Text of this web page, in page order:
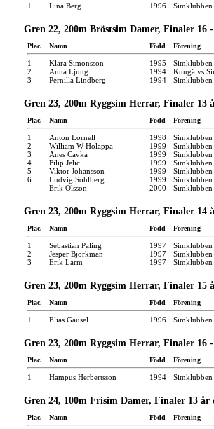
1 Lina Berg 1996 Simklubben
Gren 22, 200m Bröstsim Damer, Finaler 16
Plac. Namn Född Förening
1 Klara Simonsson 1995
Simklubben
2
Anna Ljung 1994
Kungälvs
3
Pernilla Lindberg 1994 Simklubben
Gren 23, 200m Ryggsim Herrar, Finaler 13
Plac. Namn Född Förening
1 Anton Lornell 1998
2
William W Holappa 1999
3
Anes Cavka 1999
4
Filip Jelic 1999
5
Viktor Johansson 1999
6
Ludvig Sohlberg 1999
Simklubben
-
Erik Olsson 2000
Gren 23, 200m Ryggsim Herrar, Finaler 14
Plac. Namn Född Förening
1 Sebastian Paling 1997
Simklubben
2
Jesper Björkman 1997
Simklubben
3
Erik Larm 1997 Simklubben
Gren 23, 200m Ryggsim Herrar, Finaler 15
Plac. Namn Född Förening
1 Elias Gausel 1996 Simklubben
Gren 23, 200m Ryggsim Herrar, Finaler 16
Plac. Namn Född Förening
1 Hampus Herbertsson 1994
Gren 24, 100m Frisim Damer, Finaler 13 år
Plac. Namn Född Förening